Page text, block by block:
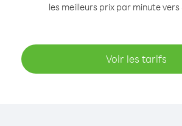
les meilleurs prix par minute vers
Voir les tarifs